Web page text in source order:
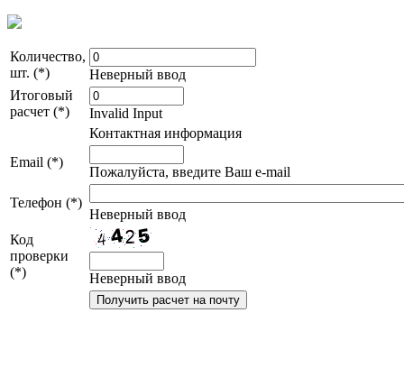
Количество,
шт. (*)
Неверный ввод
Итоговый
расчет (*)
Invalid Input
Контактная информация
Email (*)
Пожалуйста, введите Ваш e-mail
Телефон (*)
Неверный ввод
Код
проверки
(*)
Неверный ввод